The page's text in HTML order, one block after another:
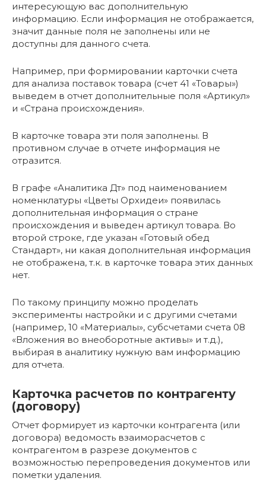
интересующую вас дополнительную
информацию. Если информация не отображается,
значит данные поля не заполнены или не
доступны для данного счета.
Например, при формировании карточки счета
для анализа поставок товара (счет 41 «Товары»)
выведем в отчет дополнительные поля «Артикул»
и «Страна происхождения».
В карточке товара эти поля заполнены. В
противном случае в отчете информация не
отразится.
В графе «Аналитика Дт» под наименованием
номенклатуры «Цветы Орхидеи» появилась
дополнительная информация о стране
происхождения и выведен артикул товара. Во
второй строке, где указан «Готовый обед
Стандарт», ни какая дополнительная информация
не отображена, т.к. в карточке товара этих данных
нет.
По такому принципу можно проделать
эксперименты настройки и с другими счетами
(например, 10 «Материалы», субсчетами счета 08
«Вложения во внеоборотные активы» и т.д.),
выбирая в аналитику нужную вам информацию
для отчета.
Карточка расчетов по контрагенту
(договору)
Отчет формирует из карточки контрагента (или
договора) ведомость взаиморасчетов с
контрагентом в разрезе документов с
возможностью перепроведения документов или
пометки удаления.